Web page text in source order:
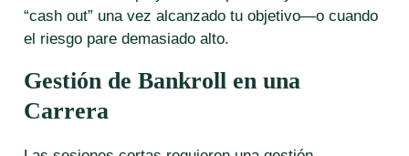
“cash out” una vez alcanzado tu objetivo—o cuando
el riesgo pare demasiado alto.
Gestión de Bankroll en una
Carrera